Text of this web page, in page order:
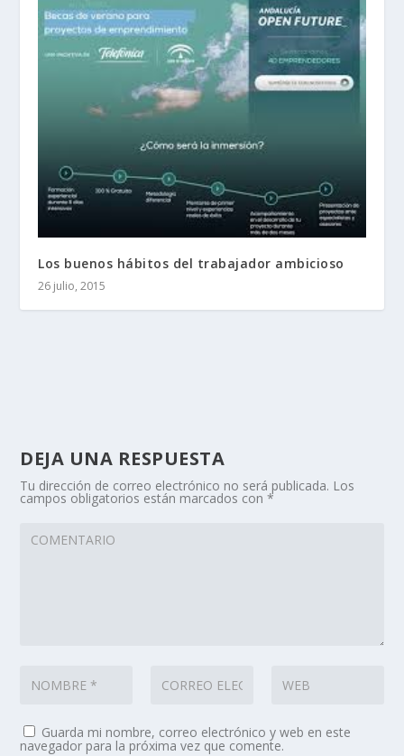
Los buenos hábitos del trabajador ambicioso
26 julio, 2015
DEJA UNA RESPUESTA
Tu dirección de correo electrónico no será publicada. Los
campos obligatorios están marcados con*
Guarda mi nombre, correo electrónico y web en este
navegador para la próxima vez que comente.